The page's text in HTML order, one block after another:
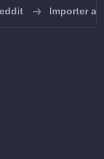
Importer